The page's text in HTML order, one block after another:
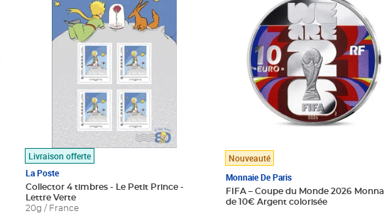
Livraison offerte
La Poste
Collector 4 timbres - Le Petit Prince -
Lettre Verte
20g / France
Nouveauté
Monnaie De Paris
FIFA – Coupe du Monde 2026
de 10€ Argent colorisée